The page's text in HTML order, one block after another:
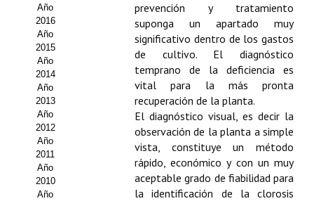
Leer revista ITEA
Directrices para autores/as
Políticas Editoriales
Propuesta Volumen Especial
Sello Calidad FECYT
Premio Prensa Agraria
Buscador de Artículos
Año
2016
Año
2015
Año
2014
Año
2013
Año
2012
Año
2011
Año
2010
Año
prevención y tratamiento
suponga un apartado muy
significativo dentro de los gastos
de cultivo. El diagnóstico
temprano de la deficiencia es
vital para la más pronta
recuperación de la planta.
El diagnóstico visual, es decir la
observación de la planta a simple
vista, constituye un método
rápido, económico y con un muy
aceptable grado de fiabilidad para
la identificación de la clorosis